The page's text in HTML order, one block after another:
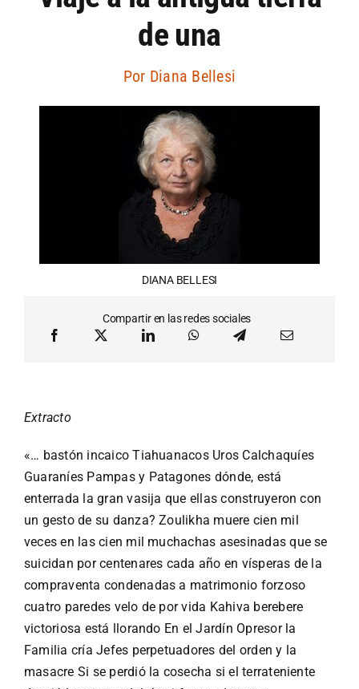
Artículos por autor
Artículos por sección
de una
Por Diana Bellesi
DIANA BELLESI
Compartir en las redes sociales
Extracto
«… bastón incaico Tiahuanacos Uros Calchaquíes
Guaraníes Pampas y Patagones dónde, está
enterrada la gran vasija que ellas construyeron con
un gesto de su danza? Zoulikha muere cien mil
veces en las cien mil muchachas asesinadas que se
suicidan por centenares cada año en vísperas de la
compraventa condenadas a matrimonio forzoso
cuatro paredes velo de por vida Kahiva berebere
victoriosa está llorando En el Jardín Opresor la
Familia cría Jefes perpetuadores del orden y la
masacre Si se perdió la cosecha si el terrateniente